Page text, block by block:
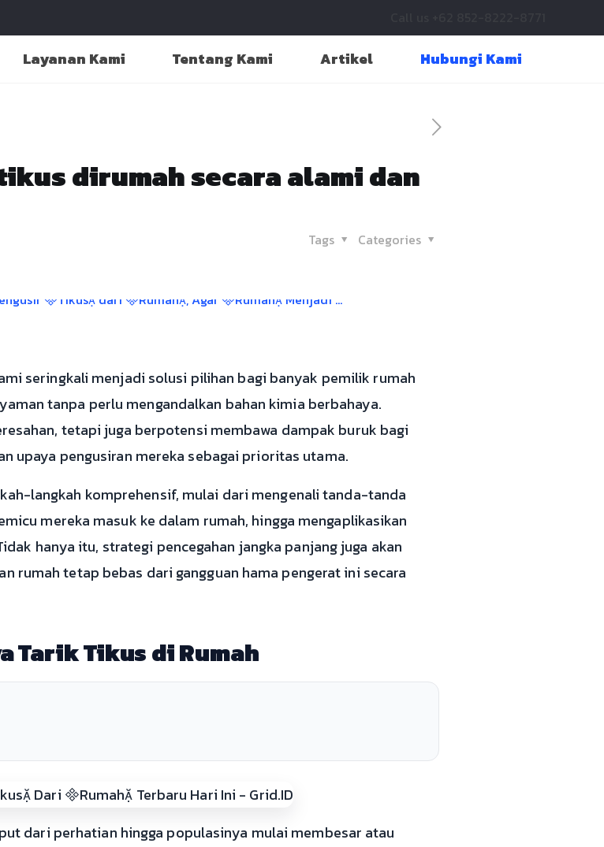
Layanan Kami Tentang Kami Artikel Hubungi Kami
dirumah secara alami dan
Categories
Tags
seringkali menjadi solusi pilihan bagi banyak pemilik rumah
tanpa perlu mengandalkan bahan kimia berbahaya.
tetapi juga berpotensi membawa dampak buruk bagi
upaya pengusiran mereka sebagai prioritas utama.
langkah komprehensif, mulai dari mengenali tanda-tanda
mereka masuk ke dalam rumah, hingga mengaplikasikan
hanya itu, strategi pencegahan jangka panjang juga akan
rumah tetap bebas dari gangguan hama pengerat ini secara
Tarik Tikus di Rumah
dari perhatian hingga populasinya mulai membesar atau